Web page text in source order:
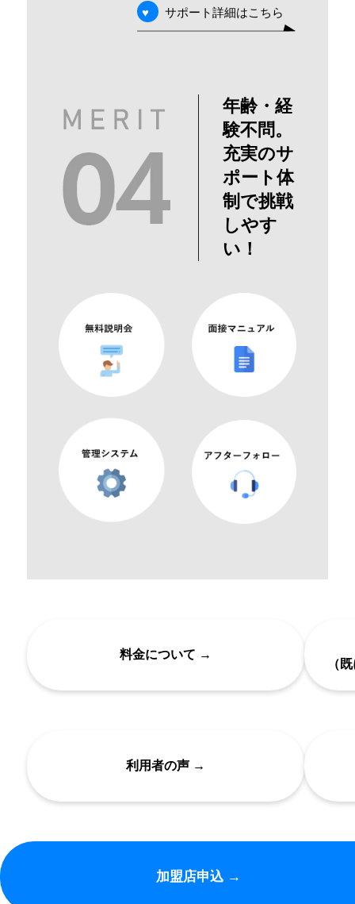
♥ サポート詳細はこちら
年齢・経
験不問。
充実のサ
ポート体
制で挑戦
しやす
い！
料金について →
（
利用者の声 →
加盟店申込 →